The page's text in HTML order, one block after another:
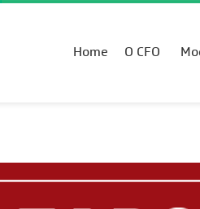
Home O CFO